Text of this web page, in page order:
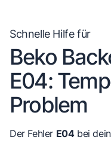
Schnelle Hilfe für
Beko
E04:
Problem
Der Fehler E04bei